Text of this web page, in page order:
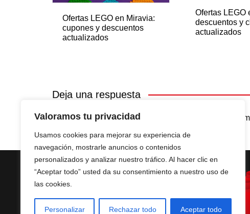
Valoramos tu privacidad
Usamos cookies para mejorar su experiencia de
navegación, mostrarle anuncios o contenidos
personalizados y analizar nuestro tráfico. Al hacer clic en
“Aceptar todo” usted da su consentimiento a nuestro uso de
las cookies.
Personalizar Rechazar todo Aceptar todo
Ofertas LEGO en Miravia:
cupones y descuentos
actualizados
Ofertas LEGO
descuentos y
actualizados
Deja una respuesta
Lo siento, debes estarconectado para publicar un